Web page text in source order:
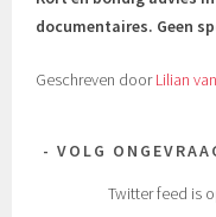
documentaires. Geen
Geschreven doorLilian
VOLG
Twitter feed is